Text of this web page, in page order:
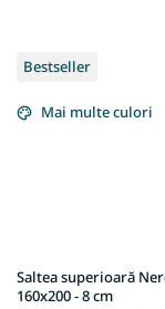
Bestseller
Mai multe culori
Saltea superioară
160x200 - 8 cm